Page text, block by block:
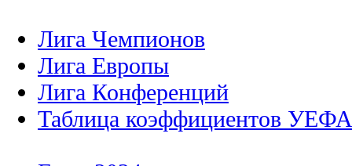
Лига Чемпионов
Лига Европы
Лига Конференций
Таблица коэффициентов УЕФА